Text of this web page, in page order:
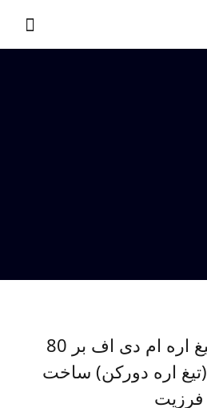
نام محصول : تیغ اره ام دی اف بر 80
دندانه قطر 25 (تیغ اره دورکن) ساخت
فرزیت